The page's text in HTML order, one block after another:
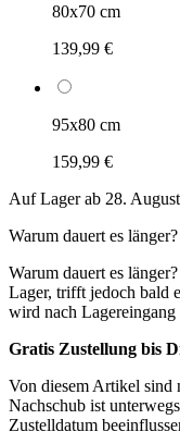
80x70 cm
139,99 €
95x80 cm
159,99 €
Auf Lager ab 28. August
Warum dauert es länger?
Warum dauert es länger?
Lager, trifft jedoch bald
wird nach
Gratis Zustellung bis
Von diesem Artikel sind
Nachschub ist
Zustelldatum